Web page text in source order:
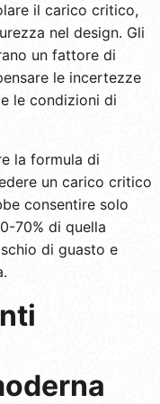
il carico critico,
nel design. Gli
un fattore di
le incertezze
le condizioni di
la formula di
un carico critico
consentire solo
70% di quella
di guasto e